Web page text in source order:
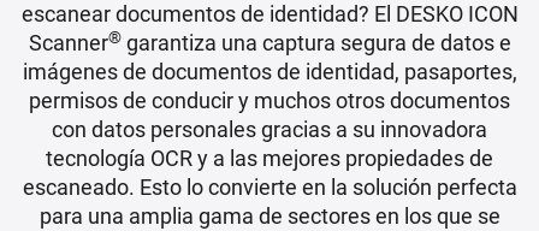
escanear documentos de identidad? El DESKO ICON
Scanner®garantiza una captura segura de datos e
imágenes de documentos de identidad, pasaportes,
permisos de conducir y muchos otros documentos
con datos personales gracias a su innovadora
tecnología OCR y a las mejores propiedades de
escaneado. Esto lo convierte en la solución perfecta
para una amplia gama de sectores en los que se